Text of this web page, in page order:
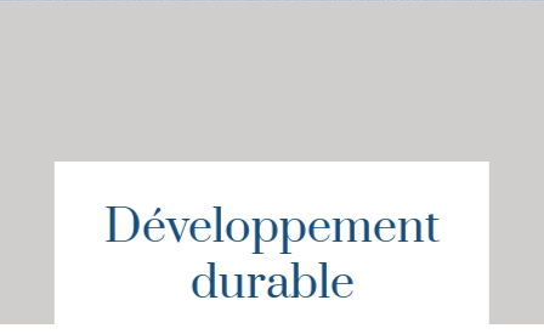
Développement
durable